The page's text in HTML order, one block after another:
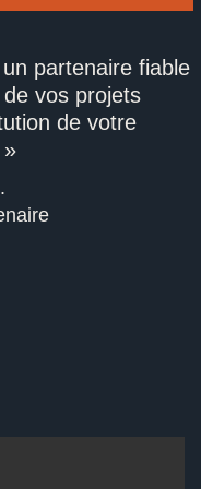
partenaire fiable
vos projets
de votre
»